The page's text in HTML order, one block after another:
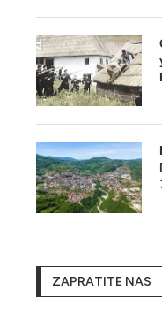
ZAPRATITE NAS